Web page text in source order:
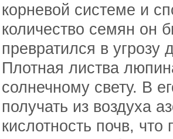
корневой системе и
количество семян он
превратился в угрозу
Плотная листва
солнечному свету. В
получать из воздуха
кислотность почв,